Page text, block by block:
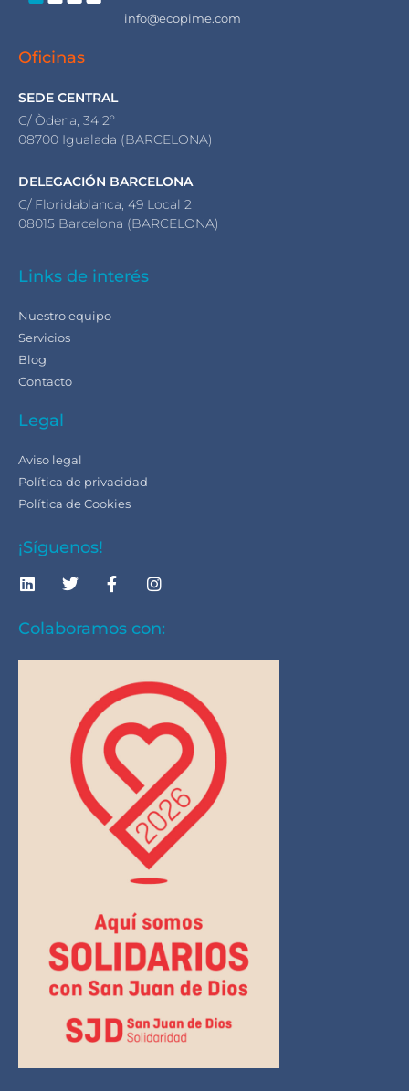
info@ecopime.com
Oficinas
SEDE CENTRAL
C/ Òdena, 34 2º
08700 Igualada (BARCELONA)
DELEGACIÓN BARCELONA
C/ Floridablanca, 49 Local 2
08015 Barcelona (BARCELONA)
Links de interés
Nuestro equipo
Servicios
Blog
Contacto
Legal
Aviso legal
Política de privacidad
Política de Cookies
¡Síguenos!
Colaboramos con: